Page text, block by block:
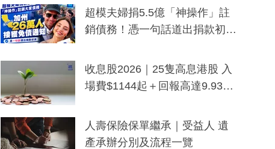
超模夫婦捐5.5億「神操作」註
銷債務！憑一句話道出捐款初
一度被誤當詐騙手段
收息股2026｜25隻高息港股 入
場費$1144起＋回報高達9.93
人壽保險保單繼承｜受益人 遺
產承辦分別及流程一覽